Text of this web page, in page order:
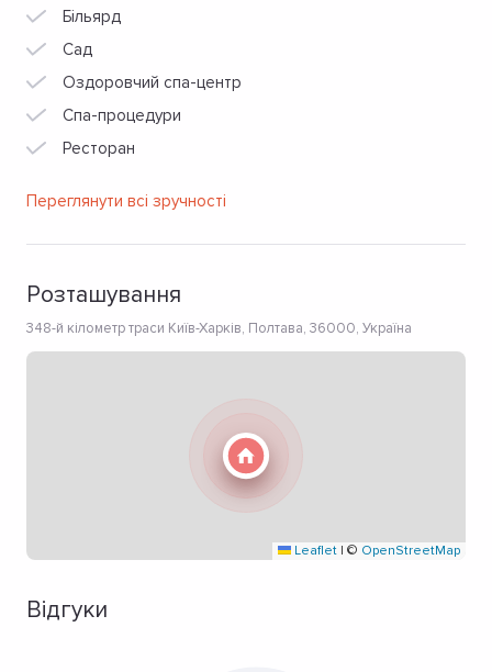
Більярд
Сад
Оздоровчий спа-центр
Спа-процедури
Ресторан
Переглянути всі зручності
Розташування
348-й кілометр траси Київ-Харків, Полтава, 36000, Україна
Leaflet | © OpenStreetMap
Відгуки